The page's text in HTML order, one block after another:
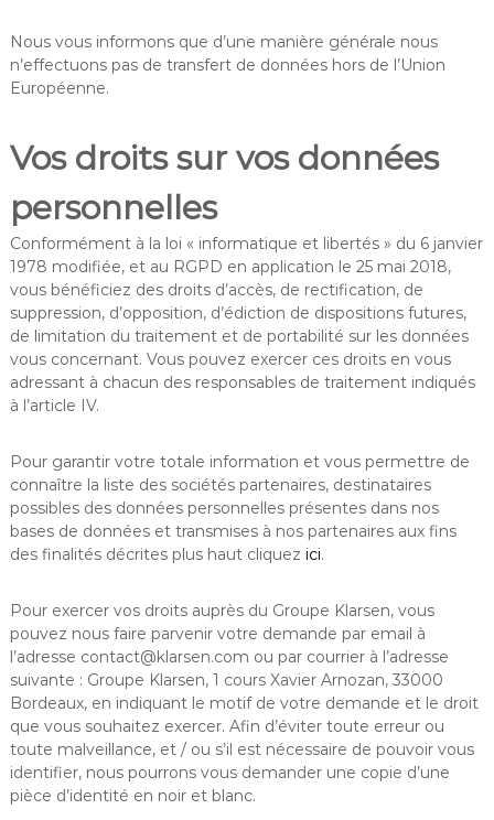
Nous vous informons que d’une manière générale nous
n’effectuons pas de transfert de données hors de l’Union
Européenne.
Vos droits sur vos données
personnelles
Conformément à la loi « informatique et libertés » du 6 janvier
1978 modifiée, et au RGPD en application le 25 mai 2018,
vous bénéficiez des droits d’accès, de rectification, de
suppression, d’opposition, d’édiction de dispositions futures,
de limitation du traitement et de portabilité sur les données
vous concernant. Vous pouvez exercer ces droits en vous
adressant à chacun des responsables de traitement indiqués
à l’article IV.
Pour garantir votre totale information et vous permettre de
connaître la liste des sociétés partenaires, destinataires
possibles des données personnelles présentes dans nos
bases de données et transmises à nos partenaires aux fins
des finalités décrites plus haut cliquez ici.
Pour exercer vos droits auprès du Groupe Klarsen, vous
pouvez nous faire parvenir votre demande par email à
l’adresse contact@klarsen.com ou par courrier à l’adresse
suivante : Groupe Klarsen, 1 cours Xavier Arnozan, 33000
Bordeaux, en indiquant le motif de votre demande et le droit
que vous souhaitez exercer. Afin d’éviter toute erreur ou
toute malveillance, et / ou s’il est nécessaire de pouvoir vous
identifier, nous pourrons vous demander une copie d’une
pièce d’identité en noir et blanc.